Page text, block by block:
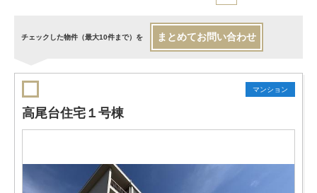
チェックした物件（最大10件まで）を まとめてお問い合わせ
マンション
高尾台住宅１号棟